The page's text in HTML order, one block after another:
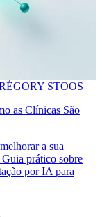
STOOS
as Clínicas São
a sua
prático sobre
por IA para